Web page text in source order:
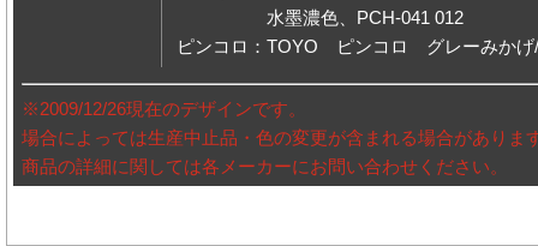
水墨濃色、PCH-041 012
ピンコロ：TOYO ピンコロ グレーみかげ
※2009/12/26現在のデザインです。
場合によっては生産中止品・色の変更が含まれる場合がありま
商品の詳細に関しては各メーカーにお問い合わせください。